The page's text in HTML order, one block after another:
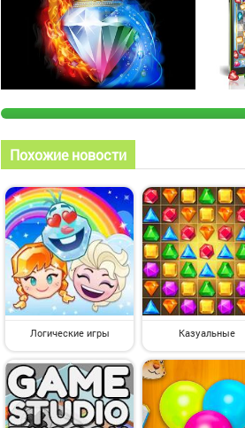
Похожие новости
Логические игры Казуальные